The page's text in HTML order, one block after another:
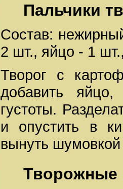
Пальчики
Состав:
2 шт., яйцо - 1
Творог с
добавить
густоты.
и опустить в
вынуть
Творожные